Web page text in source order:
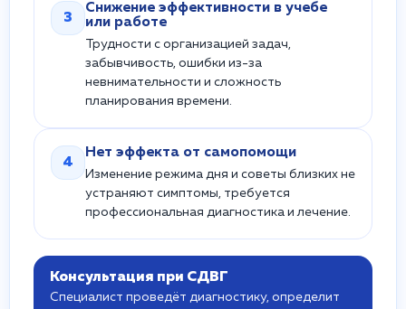
3
Снижение эффективности в учебе
или работе
Трудности с организацией задач,
забывчивость, ошибки из-за
невнимательности и сложность
планирования времени.
4
Нет эффекта от самопомощи
Изменение режима дня и советы близких не
устраняют симптомы, требуется
профессиональная диагностика и лечение.
Консультация при СДВГ
Специалист проведёт диагностику, определит